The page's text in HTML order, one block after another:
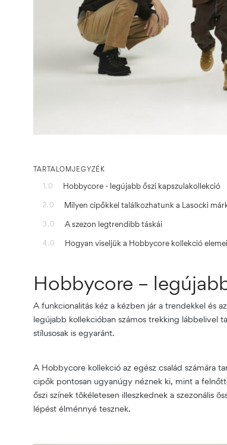
TARTALOMJEGYZÉK
1.0
Hobbycore - legújabb őszi kapszulakollekció
2.0 Milyen cipőkkel találkozhatunk a Lasocki
3.0 A szezon legtrendibb táskái
4.0 Hogyan viseljük a Hobbycore kollekció
Hobbycore –
A funkcionalitás kéz a kézben jár a trendekkel és
legújabb kollekcióban számos trekking lábbelivel
stílusosak is egyaránt.
A Hobbycore kollekció az egész család számára
cipők pontosan ugyanúgy néznek ki, mint a
őszi színek tökéletesen illeszkednek a szezonális
lépést élménnyé tesznek.